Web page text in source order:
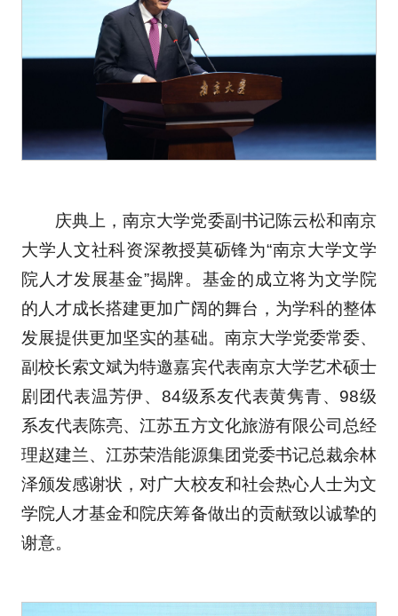
庆典上，南京大学党委副书记陈云松和南京
大学人文社科资深教授莫砺锋为“南京大学文学
院人才发展基金”揭牌。基金的成立将为文学院
的人才成长搭建更加广阔的舞台，为学科的整体
发展提供更加坚实的基础。南京大学党委常委、
副校长索文斌为特邀嘉宾代表南京大学艺术硕士
剧团代表温芳伊、84级系友代表黄隽青、98级
系友代表陈亮、江苏五方文化旅游有限公司总经
理赵建兰、江苏荣浩能源集团党委书记总裁余林
泽颁发感谢状，对广大校友和社会热心人士为文
学院人才基金和院庆筹备做出的贡献致以诚挚的
谢意。